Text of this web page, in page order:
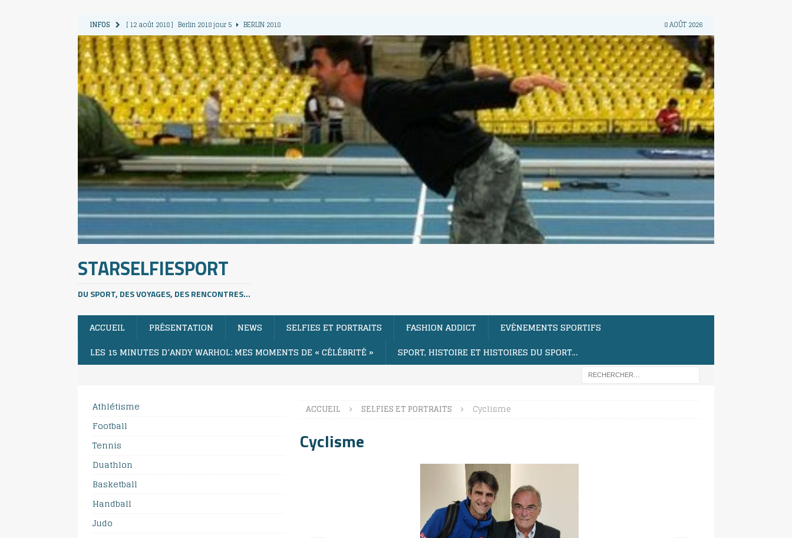
INFOS [ 12 août 2018 ] Berlin 2018 jour 5
BERLIN 2018
[ 11 août 2018 ] Berlin 2018 jour 4
BERLIN 2018
[ 10 août 2018 ] Berlin 2018 Jour 3
BERLIN 2018
[ 9 août 2018 ] Berlin 2018 jour 2
BERLIN 2018
[ 13 août 2018 ] Berlin 2018 jour 6 BERLIN 2018
8 AOÛT 2026
STARSELFIESPORT
DU SPORT, DES VOYAGES, DES RENCONTRES...
ACCUEIL PRÉSENTATION NEWS SELFIES ET PORTRAITS FASHION ADDICT
EVÉNEMENTS SPORTIFS
LES 15 MINUTES D’ANDY WARHOL: MES MOMENTS DE « CÉLÉBRITÉ »
SPORT, HISTOIRE ET HISTOIRES DU SPORT…
ACCUEIL SELFIES ET PORTRAITS Cyclisme
Cyclisme
Athlétisme
Football
Tennis
Duathlon
Basketball
Handball
Judo